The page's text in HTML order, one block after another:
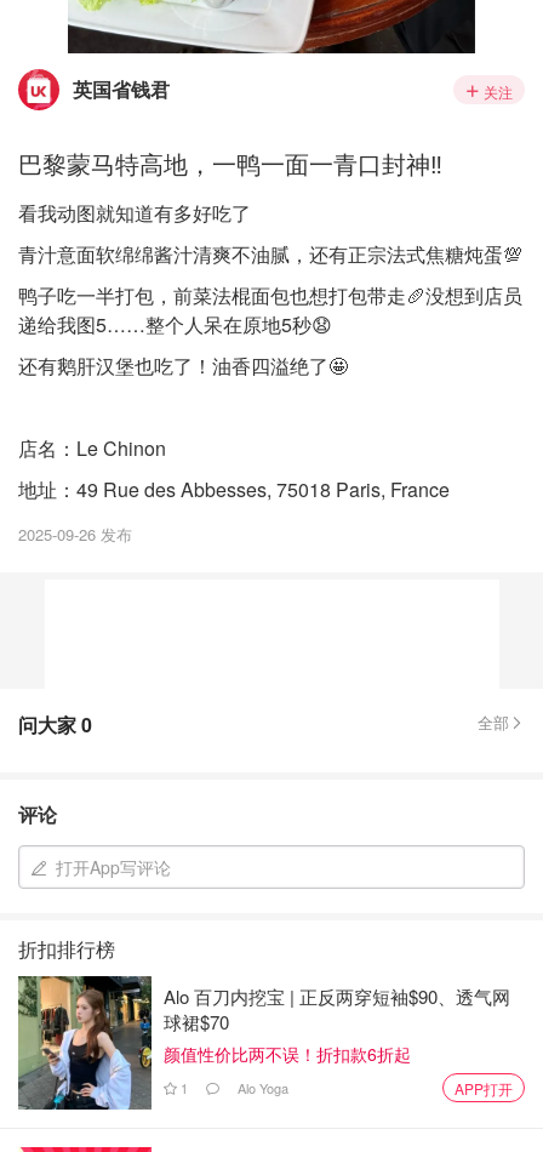
英国省钱君 关注
巴黎蒙马特高地，一鸭一面一青口封神‼️
看我动图就知道有多好吃了
青汁意面软绵绵酱汁清爽不油腻，还有正宗法式焦糖炖蛋💯
鸭子吃一半打包，前菜法棍面包也想打包带走🥖没想到店员
递给我图5……整个人呆在原地5秒😧
还有鹅肝汉堡也吃了！油香四溢绝了🤩
店名：Le Chinon
地址：49 Rue des Abbesses, 75018 Paris, France
2025-09-26 发布
问大家0 全部
评论
打开App写评论
折扣排行榜
Alo 百刀内挖宝 | 正反两穿短袖$90、透气网
球裙$70
颜值性价比两不误！折扣款6折起
1 Alo Yoga APP打开